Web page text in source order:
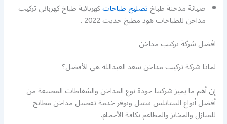
صيانة مدخنة طباختصليح طباخاتكهربائية طباخ كهربائي تركيب
مداخن للطباخات هود مطبخ حديث 2022 .
افضل شركة تركيب مداخن
لماذا شركة تركيب مداخن سعد العبدالله هي الأفضل؟
إن أهم ما يميز شركتنا جودة نوع المداخن والشفاطات المصنعة من
أفضل أنواع الستانلس ستيل ونوفر خدمة تفصيل مداخن مطابخ
للمنازل والمخابز والمطاعم بكافة الأحجام.